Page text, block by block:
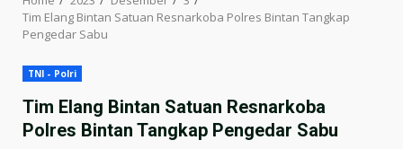
Tim Elang Bintan Satuan Resnarkoba Polres Bintan Tangkap
Pengedar Sabu
TNI - Polri
Tim Elang Bintan Satuan Resnarkoba
Polres Bintan Tangkap Pengedar Sabu